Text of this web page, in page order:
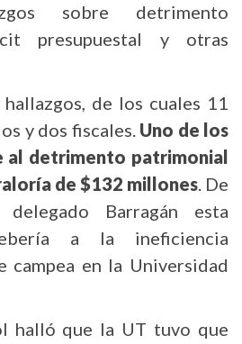
sobre detrimento
presupuestal y otras
de los cuales 11
y dos fiscales. Uno de los
al detrimento patrimonial
de $132 millones. De
Barragán esta
a la ineficiencia
campea en la Universidad
halló que la UT tuvo que